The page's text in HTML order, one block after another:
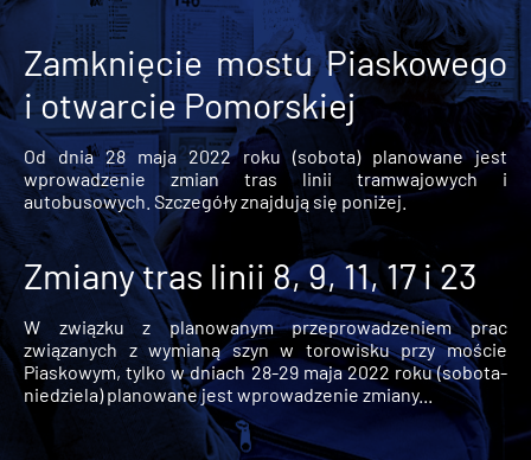
Zamknięcie mostu Piaskowego
i otwarcie Pomorskiej
Od dnia 28 maja 2022 roku (sobota) planowane jest
wprowadzenie zmian tras linii tramwajowych i
autobusowych. Szczegóły znajdują się poniżej.
Zmiany tras linii 8, 9, 11, 17 i 23
W związku z planowanym przeprowadzeniem prac
związanych z wymianą szyn w torowisku przy moście
Piaskowym, tylko w dniach 28-29 maja 2022 roku (sobota-
niedziela) planowane jest wprowadzenie zmiany...